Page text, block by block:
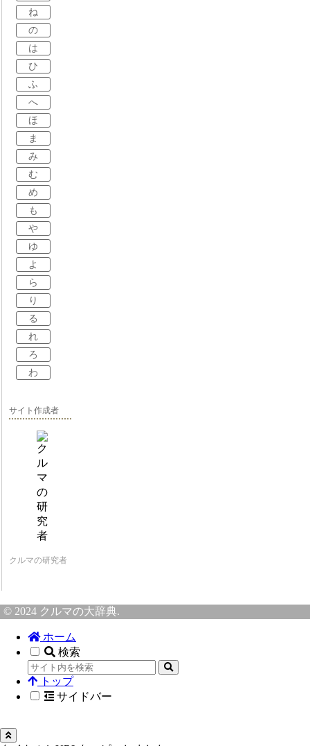
ね
の
は
ひ
ふ
へ
ほ
ま
み
む
め
も
や
ゆ
よ
ら
り
る
れ
ろ
わ
サイト作成者
クルマの研究者
© 2024 クルマの大辞典.
ホーム
検索
トップ
サイドバー